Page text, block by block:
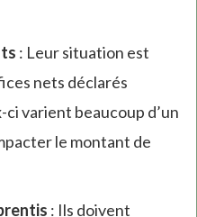
: Leur situation est
nets déclarés
varient beaucoup d’un
le montant de
: Ils doivent